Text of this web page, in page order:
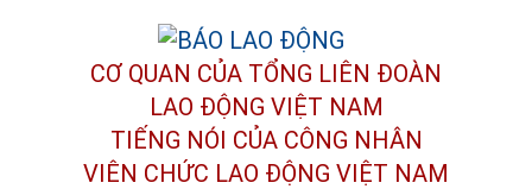
CƠ QUAN CỦA TỔNG LIÊN ĐOÀN
LAO ĐỘNG VIỆT NAM
TIẾNG NÓI CỦA CÔNG NHÂN
VIÊN CHỨC LAO ĐỘNG VIỆT NAM